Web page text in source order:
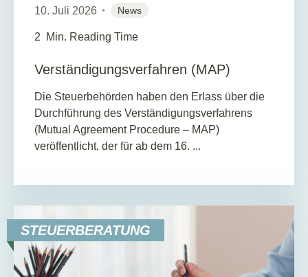
10. Juli 2026 News
2 Min. Reading Time
Verständigungsverfahren (MAP)
Die Steuerbehörden haben den Erlass über die
Durchführung des Verständigungsverfahrens
(Mutual Agreement Procedure – MAP)
veröffentlicht, der für ab dem 16. ...
STEUERBERATUNG